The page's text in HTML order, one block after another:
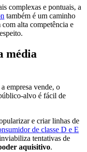
complexas e pontuais, a
também é um caminho
alta competência e
média
empresa vende, o
alvo é fácil de
e criar linhas de
de classe D e E
tentativas de
aquisitivo.